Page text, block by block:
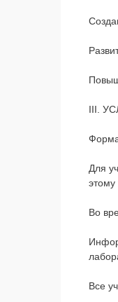
III.
Для
этому
Во
Все